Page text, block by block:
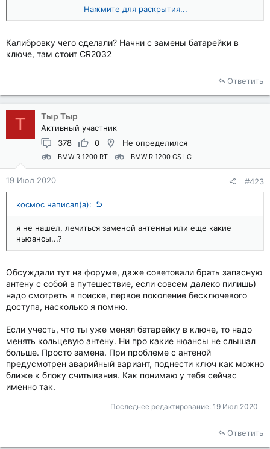
Батарейка свежая, первым делом ее поменял.
Нажмите для раскрытия...
Калибровку чего сделали? Начни с замены батарейки в
ключе, там стоит CR2032
Ответить
Т Тыр Тыр
Активный участник
378
0 Не определился
BMW R 1200 RT BMW R 1200 GS LC
19 Июл 2020 #423
космос написал(а):
я не нашел, лечиться заменой антенны или еще какие
ньюансы...?
Обсуждали тут на форуме, даже советовали брать запасную
антену с собой в путешествие, если совсем далеко пилишь)
надо смотреть в поиске, первое поколение бесключевого
доступа, насколько я помню.
Если учесть, что ты уже менял батарейку в ключе, то надо
менять кольцевую антену. Ни про какие нюансы не слышал
больше. Просто замена. При проблеме с антеной
предусмотрен аварийный вариант, поднести ключ как можно
ближе к блоку считывания. Как понимаю у тебя сейчас
именно так.
Последнее редактирование: 19 Июл 2020
Ответить